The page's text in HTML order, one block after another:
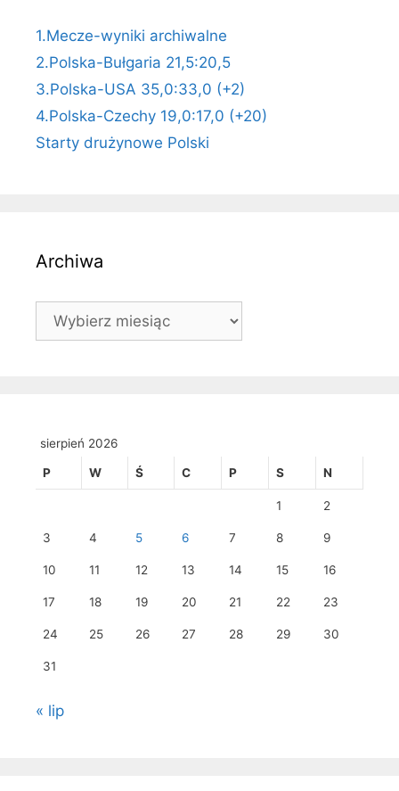
1.Mecze-wyniki archiwalne
2.Polska-Bułgaria 21,5:20,5
3.Polska-USA 35,0:33,0 (+2)
4.Polska-Czechy 19,0:17,0 (+20)
Starty drużynowe Polski
Archiwa
Archiwa
sierpień 2026
P W Ś C P S N
1 2
3 4 5 6 7 8 9
10 11 12 13 14 15 16
17 18 19 20 21 22 23
24 25 26 27 28 29 30
31
« lip